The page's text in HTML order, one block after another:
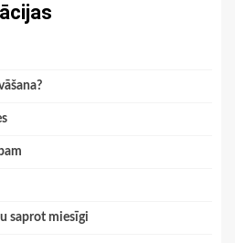
saprot miesīgi